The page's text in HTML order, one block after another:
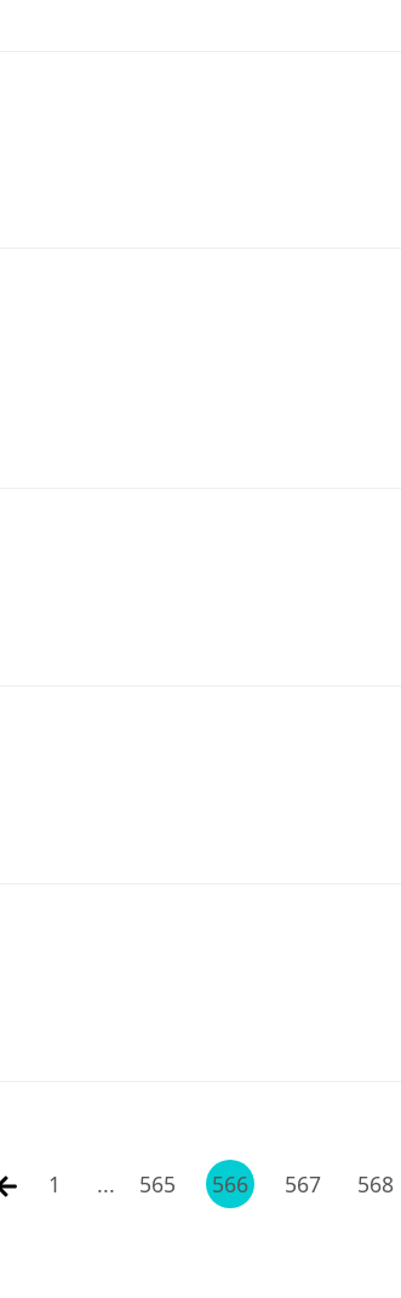
1 ... 565 566 567 568